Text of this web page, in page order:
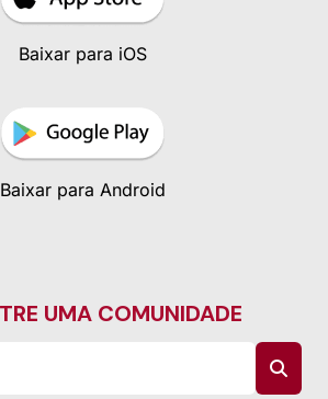
Baixar para iOS
Baixar para Android
UMA COMUNIDADE